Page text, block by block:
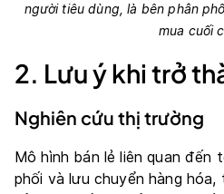
người tiêu dùng, là bên phân
mua cuối
2. Lưu ý khi trở
Nghiên cứu thị trường
Mô hình bán lẻ liên quan đến
phối và lưu chuyển hàng